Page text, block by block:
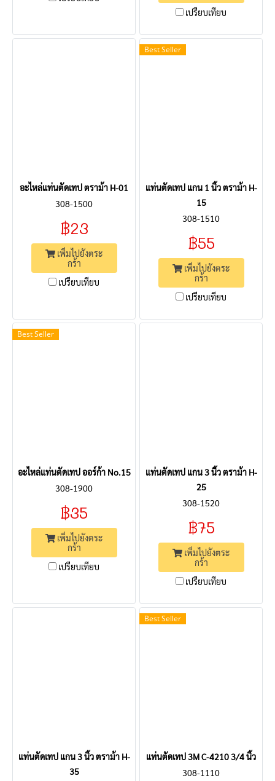
เปรียบเทียบ
อะไหล่แท่นตัดเทป ตราม้า H-01
308-1500
฿23
เพิ่มไปยังตระ
กร้า
เปรียบเทียบ
Best Seller
แท่นตัดเทป แกน 1 นิ้ว ตราม้า H-
15
308-1510
฿55
เพิ่มไปยังตระ
กร้า
เปรียบเทียบ
Best Seller
อะไหล่แท่นตัดเทป ออร์ก้า No.15
308-1900
฿35
เพิ่มไปยังตระ
กร้า
เปรียบเทียบ
แท่นตัดเทป แกน 3 นิ้ว ตราม้า H-
25
308-1520
฿75
เพิ่มไปยังตระ
กร้า
เปรียบเทียบ
แท่นตัดเทป แกน 3 นิ้ว ตราม้า H-
35
Best Seller
แท่นตัดเทป 3M C-4210 3/4 นิ้ว
308-1110